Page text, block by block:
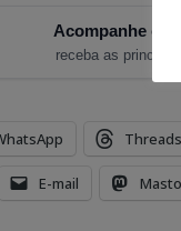
Acompanhe o
receba as
Threads
E-mail